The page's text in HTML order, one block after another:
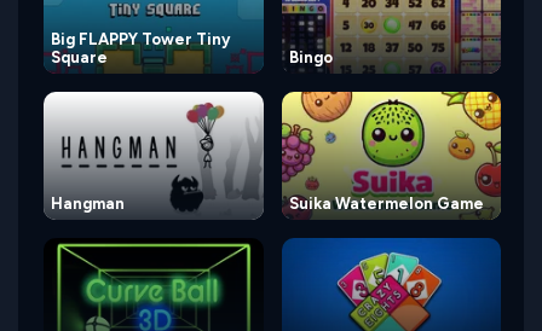
Big FLAPPY Tower Tiny
Square
Bingo
Hangman Suika Watermelon Game